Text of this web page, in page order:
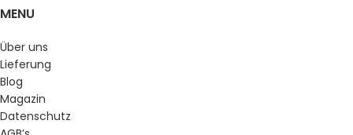
MENU
Über uns
Lieferung
Blog
Magazin
Datenschutz